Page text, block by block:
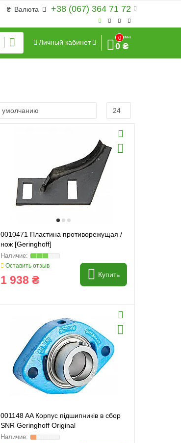
+38 (067) 364 71 72
₴ Валюта
Личный кабинет
0
Сумма
0 ₴
0010471 Пластина противорежущая /
нож [Geringhoff]
Оставить отзыв
1 938 ₴ Купить
001148 AA Корпус підшипників в сбор
SNR Geringhoff Original